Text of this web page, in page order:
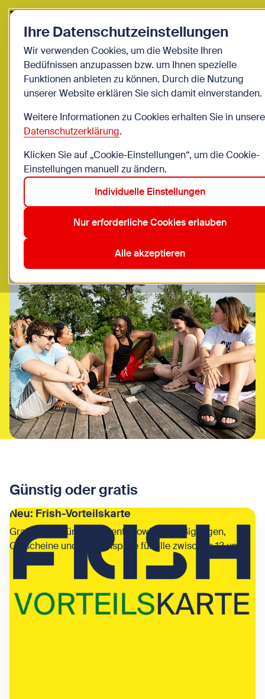
Zurück zur Startseite
Jugendliche
Die Service Angebote von
WIENXTRA
WIENXTRA bietet viele kostenlose und günstige
und ermäßigte Events, kostenlose Raum-Nutzung
wie Studios und Proberaum, Bestell- und Verleih-
Service von Equipment, Büchern, Spielen etc.
Zusätzlich gibt's unsere Broschüren und
Newsletter, um euch immer auf dem Laufenden zu
halten.
Günstig oder gratis
Neu: Frish-Vorteilskarte
Gratis oder günstige Events sowie Ermäßigungen,
Gutscheine und Gewinnspiele für alle zwischen 13 und
Ihre Datenschutzeinstellungen
Wir verwenden Cookies, um die Website Ihren
Bedüfnissen anzupassen bzw. um Ihnen spezielle
Funktionen anbieten zu können. Durch die Nutzung
unserer Website erklären Sie sich damit einverstanden.
Weitere Informationen zu Cookies erhalten Sie in
Datenschutzerklärung.
Klicken Sie auf „Cookie-Einstellungen“, um die Cookie-
Einstellungen manuell zu ändern.
Individuelle Einstellungen
Nur erforderliche Cookies erlauben
Alle akzeptieren